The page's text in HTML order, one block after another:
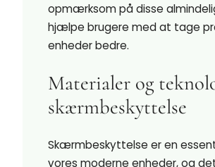
opmærksom på disse
hjælpe brugere med at tage
enheder bedre.
Materialer og
skærmbeskyttelse
Skærmbeskyttelse er en
vores moderne enheder, og